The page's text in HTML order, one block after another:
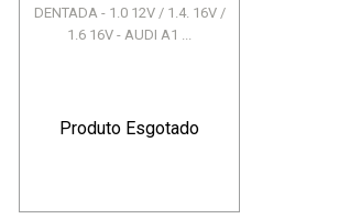
DENTADA - 1.0 12V / 1.4. 16V /
1.6 16V - AUDI A1 ...
Produto Esgotado